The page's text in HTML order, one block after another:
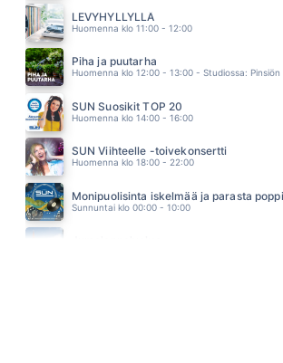
PATE MUSTAJÄRVI
15.24
EPPU NORMAALI
15.17
LEVYHYLLYLLÄ
Huomenna klo 11:00 - 12:00
Piha ja puutarha
Huomenna klo 12:00 - 13:00 - Studiossa: Pinsiön
SUN Suosikit TOP 20
Huomenna klo 14:00 - 16:00
SUN Viihteelle -toivekonsertti
Huomenna klo 18:00 - 22:00
Monipuolisinta iskelmää ja parasta
Sunnuntai klo 00:00 - 10:00